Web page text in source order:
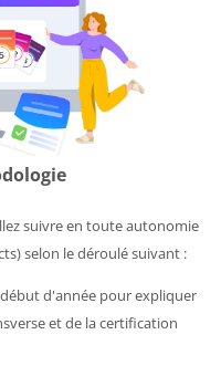
suivre en toute autonomie
selon le déroulé suivant :
d'année pour expliquer
et de la certification